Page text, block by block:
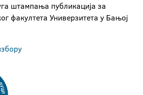
штампања публикација за
факултета Универзитета у Бањој